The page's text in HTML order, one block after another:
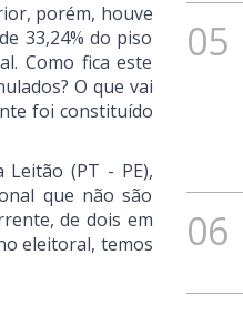
porém, houve
33,24% do piso
Como fica este
O que vai
foi constituído
Leitão (PT - PE),
que não são
de dois em
eleitoral, temos
05
06